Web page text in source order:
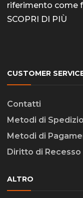
riferimento come
SCOPRI DI PIÙ
CUSTOMER
Contatti
Metodi di
Metodi di
Diritto di Recesso
ALTRO